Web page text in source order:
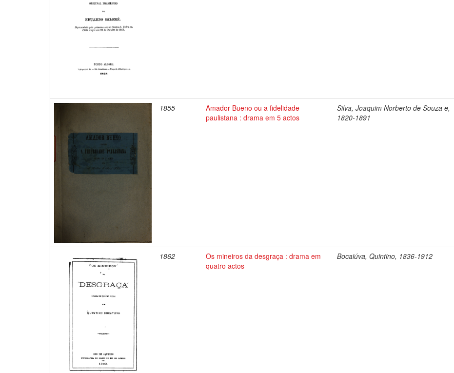
1855
Amador Bueno ou a fidelidade
paulistana : drama em 5 actos
Silva, Joaquim Norberto de Souza e,
1820-1891
1862
Os mineiros da desgraça : drama em
quatro actos
Bocaiúva, Quintino, 1836-1912